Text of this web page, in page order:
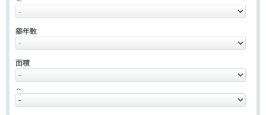
築年数
面積
～